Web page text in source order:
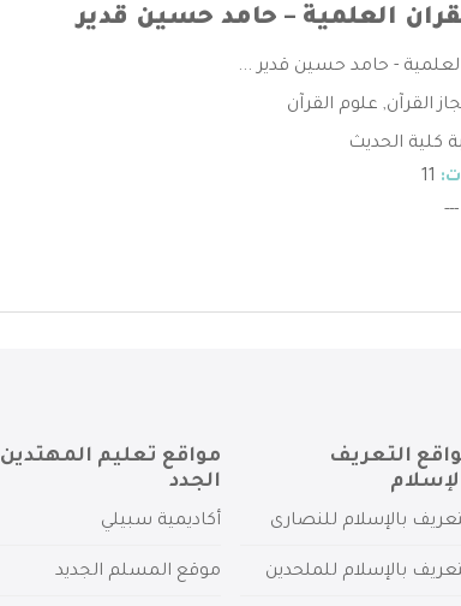
العلمية – حامد حسين قدير
- حامد حسين قدير ...
القرآن, علوم القرآن
كلية الحديث
---
التعريف
بالإسلام للنصارى
بالإسلام للملحدين
مواقع تعليم المهتدين
الجدد
أكاديمية سبيلي
موقع المسلم الجديد